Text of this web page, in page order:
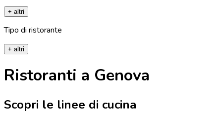
+ altri
Tipo di ristorante
+ altri
Ristoranti a Genova
Scopri le linee di cucina